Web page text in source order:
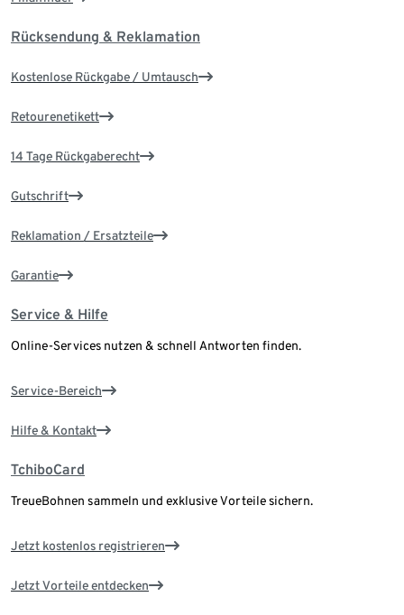
Rücksendung & Reklamation
Kostenlose Rückgabe / Umtausch
Retourenetikett
14 Tage Rückgaberecht
Gutschrift
Reklamation / Ersatzteile
Garantie
Service & Hilfe
Online-Services nutzen & schnell Antworten finden.
Service-Bereich
Hilfe & Kontakt
TchiboCard
TreueBohnen sammeln und exklusive Vorteile sichern.
Jetzt kostenlos registrieren
Jetzt Vorteile entdecken